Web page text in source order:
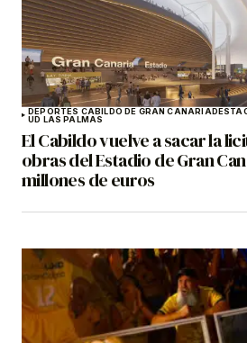
DEPORTES CABILDO DE GRAN CANARIA
UD LAS PALMAS
El Cabildo vuelve a sacar la
obras del Estadio de Gran
millones de euros